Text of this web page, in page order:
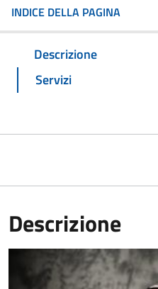
INDICE DELLA PAGINA
Descrizione
Servizi
Descrizione